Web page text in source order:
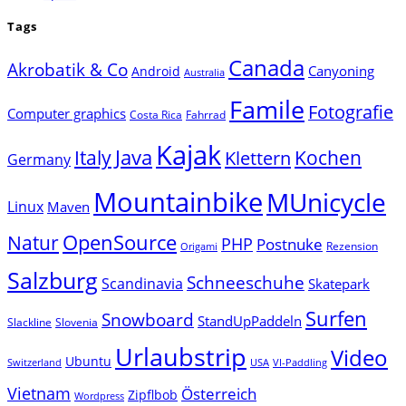
Tags
Akrobatik & Co Android Australia Canada Canyoning
Computer graphics Costa Rica Fahrrad Famile Fotografie
Germany Italy Java Kajak Klettern Kochen
Linux Maven MountainbikeMUnicycle
NaturOpenSource Origami PHP Postnuke Rezension
SalzburgScandinavia Schneeschuhe Skatepark
Slackline Slovenia Snowboard StandUpPaddeln Surfen
Switzerland Ubuntu Urlaubstrip USA VI-Paddling Video
Vietnam Wordpress Zipflbob Österreich